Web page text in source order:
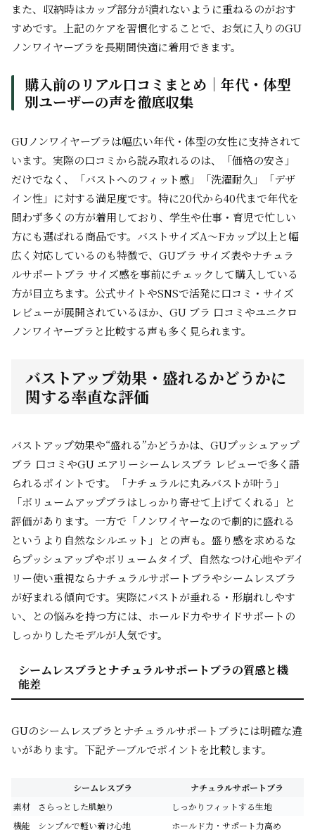
また、収納時はカップ部分が潰れないように重ねるのがおす
すめです。上記のケアを習慣化することで、お気に入りのGU
ノンワイヤーブラを長期間快適に着用できます。
購入前のリアル口コミまとめ｜年代・体型
別ユーザーの声を徹底収集
GUノンワイヤーブラは幅広い年代・体型の女性に支持されて
います。実際の口コミから読み取れるのは、「価格の安さ」
だけでなく、「バストへのフィット感」「洗濯耐久」「デザ
イン性」に対する満足度です。特に20代から40代まで年代を
問わず多くの方が着用しており、学生や仕事・育児で忙しい
方にも選ばれる商品です。バストサイズA〜Fカップ以上と幅
広く対応しているのも特徴で、GUブラ サイズ表やナチュラ
ルサポートブラ サイズ感を事前にチェックして購入している
方が目立ちます。公式サイトやSNSで活発に口コミ・サイズ
レビューが展開されているほか、GU ブラ 口コミやユニクロ
ノンワイヤーブラと比較する声も多く見られます。
バストアップ効果・盛れるかどうかに
関する率直な評価
バストアップ効果や“盛れる”かどうかは、GUプッシュアップ
ブラ 口コミやGU エアリーシームレスブラ レビューで多く語
られるポイントです。「ナチュラルに丸みバストが叶う」
「ボリュームアップブラはしっかり寄せて上げてくれる」と
評価があります。一方で「ノンワイヤーなので劇的に盛れる
というより自然なシルエット」との声も。盛り感を求めるな
らプッシュアップやボリュームタイプ、自然なつけ心地やデイ
リー使い重視ならナチュラルサポートブラやシームレスブラ
が好まれる傾向です。実際にバストが垂れる・形崩れしやす
い、との悩みを持つ方には、ホールド力やサイドサポートの
しっかりしたモデルが人気です。
シームレスブラとナチュラルサポートブラの質感と機
能差
GUのシームレスブラとナチュラルサポートブラには明確な違
いがあります。下記テーブルでポイントを比較します。
シームレスブラ
ナチュラルサポートブラ
素材
さらっとした肌触り
しっかりフィットする生地
機能
シンプルで軽い着け心地
ホールド力・サポート力高め